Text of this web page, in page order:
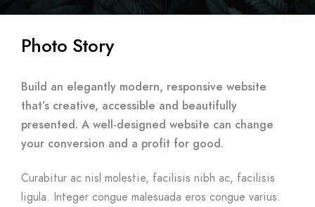
Photo Story
Build an elegantly modern, responsive website
that’s creative, accessible and beautifully
presented. A well-designed website can change
your conversion and a profit for good.
Curabitur ac nisl molestie, facilisis nibh ac, facilisis
ligula. Integer congue malesuada eros congue varius.